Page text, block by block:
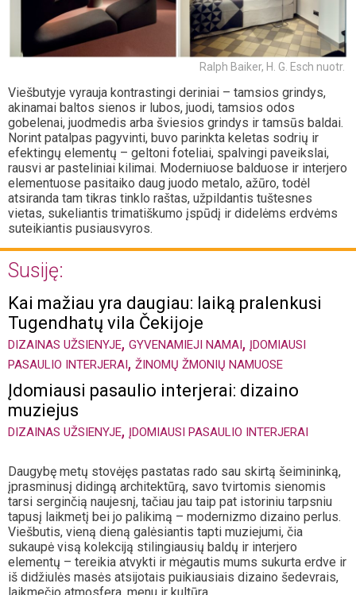
Ralph Baiker, H. G. Esch nuotr.
Viešbutyje vyrauja kontrastingi deriniai – tamsios grindys,
akinamai baltos sienos ir lubos, juodi, tamsios odos
gobelenai, juodmedis arba šviesios grindys ir tamsūs baldai.
Norint patalpas pagyvinti, buvo parinkta keletas sodrių ir
efektingų elementų – geltoni foteliai, spalvingi paveikslai,
rausvi ar pasteliniai kilimai. Moderniuose balduose ir interjero
elementuose pasitaiko daug juodo metalo, ažūro, todėl
atsiranda tam tikras tinklo raštas, užpildantis tuštesnes
vietas, sukeliantis trimatiškumo įspūdį ir didelėms erdvėms
suteikiantis pusiausvyros.
Susiję:
Kai mažiau yra daugiau: laiką pralenkusi
Tugendhatų vila Čekijoje
DIZAINAS UŽSIENYJE, GYVENAMIEJI NAMAI, ĮDOMIAUSI
PASAULIO INTERJERAI, ŽINOMŲ ŽMONIŲ NAMUOSE
Įdomiausi pasaulio interjerai: dizaino
muziejus
DIZAINAS UŽSIENYJE, ĮDOMIAUSI PASAULIO INTERJERAI
Daugybę metų stovėjęs pastatas rado sau skirtą šeimininką,
įprasminusį didingą architektūrą, savo tvirtomis sienomis
tarsi serginčią naujesnį, tačiau jau taip pat istoriniu tarpsniu
tapusį laikmetį bei jo palikimą – modernizmo dizaino perlus.
Viešbutis, vieną dieną galėsiantis tapti muziejumi, čia
sukaupė visą kolekciją stilingiausių baldų ir interjero
elementų – tereikia atvykti ir mėgautis mums sukurta erdve ir
iš didžiulės masės atsijotais puikiausiais dizaino šedevrais,